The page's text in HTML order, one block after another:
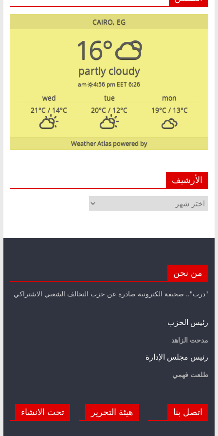
CAIRO, EG
16°
partly cloudy
6:26 am
4:56 pm EET
mon
tue
wed
19°C/ 13°C
20°C / 12°C
21°C / 14°C
powered by
Weather Atlas
الأرشيف
الأرشيف
من نحن
"درب".. صحيفة الكترونية صادرة عن حزب التحالف الشعبي الاشتراكي
رئيس الحزب
مدحت الزاهد
رئيس مجلس الإدارة
طلعت فهمي
اتصل بنا هيئة التحرير تحت الانشاء